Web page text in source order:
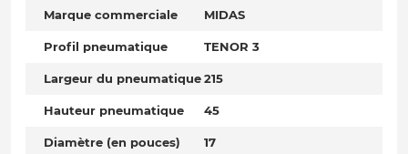
Marque commerciale MIDAS
Profil pneumatique TENOR 3
Largeur du pneumatique215
Hauteur pneumatique 45
Diamètre (en pouces) 17